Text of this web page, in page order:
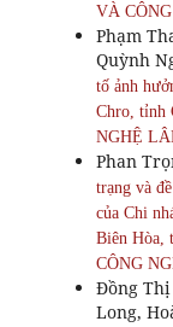
VÀ
Phạm
Quỳnh
tố ảnh
Chro, tỉnh
NGHỆ
Phan
trạng và
của Chi
Biên Hòa,
CÔNG
Đồng Thị
Long,